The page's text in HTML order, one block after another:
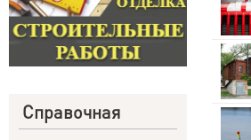
Справочная